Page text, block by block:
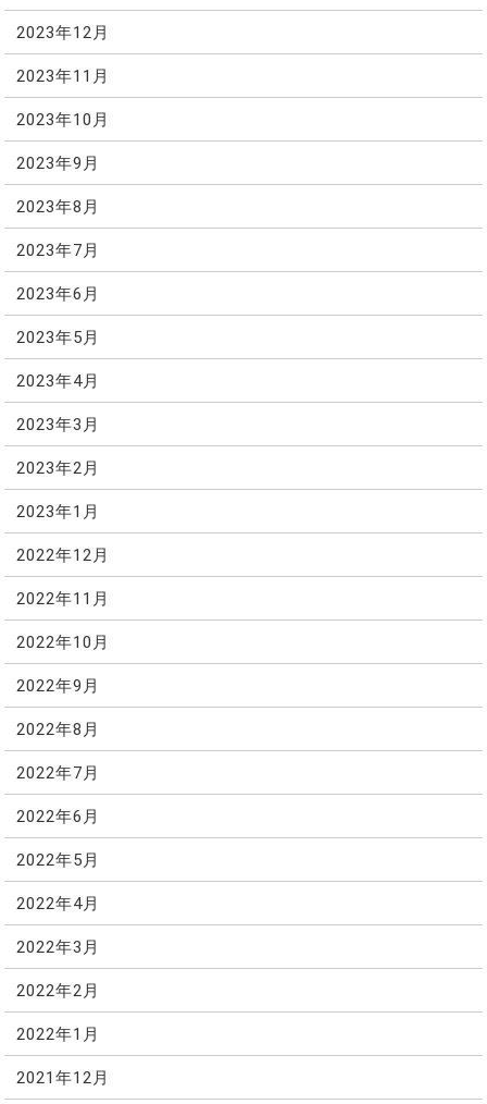
2023年12月
2023年11月
2023年10月
2023年9月
2023年8月
2023年7月
2023年6月
2023年5月
2023年4月
2023年3月
2023年2月
2023年1月
2022年12月
2022年11月
2022年10月
2022年9月
2022年8月
2022年7月
2022年6月
2022年5月
2022年4月
2022年3月
2022年2月
2022年1月
2021年12月